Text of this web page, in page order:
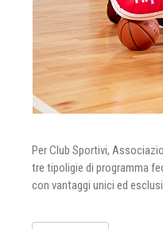
Per Club Sportivi,
tre tipoligie di programma
con vantaggi unici ed